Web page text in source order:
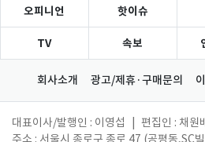
오피니언 핫이슈
TV 속보
회사소개 광고/제휴·구매문의
대표이사/발행인 : 이영섭 편집인 : 채원
주소 : 서울시 종로구 종로 47 (공평동,SC